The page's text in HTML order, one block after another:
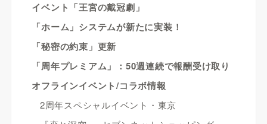
イベント「王宮の戴冠劇」
「ホーム」システムが新たに実装！
「秘密の約束」更新
「周年プレミアム」：50週連続で報酬受け取り
オフラインイベント/コラボ情報
2周年スペシャルイベント・東京